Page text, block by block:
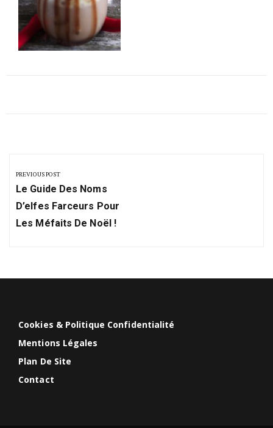
de
l’article
PREVIOUS POST
Previous
Post:
Le Guide Des Noms
D’elfes Farceurs Pour
Les Méfaits De Noël !
Cookies & Politique Confidentialité
Mentions Légales
Plan De Site
Contact